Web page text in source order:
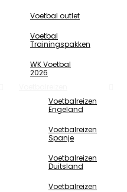
Voetbal outlet
Voetbal
Trainingspakken
WK Voetbal
2026
Voetbalreizen
Engeland
Voetbalreizen
Spanje
Voetbalreizen
Duitsland
Voetbalreizen